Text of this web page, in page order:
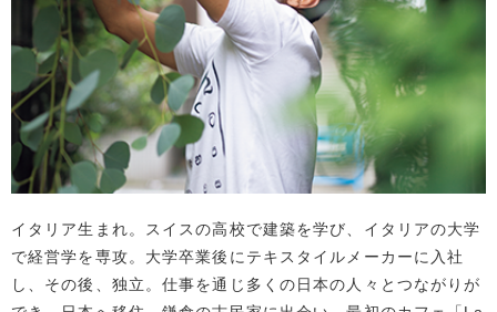
イタリア生まれ。スイスの高校で建築を学び、イタリアの大学
で経営学を専攻。大学卒業後にテキスタイルメーカーに入社
し、その後、独立。仕事を通じ多くの日本の人々とつながりが